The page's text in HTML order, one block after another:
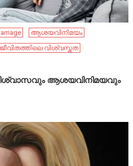
ആശയവിനിമയം
വിശ്വസ്തത
ആശയവിനിമയവും